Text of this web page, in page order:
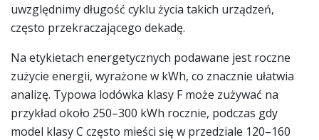
uwzględnimy długość cyklu życia takich urządzeń,
często przekraczającego dekadę.
Na etykietach energetycznych podawane jest roczne
zużycie energii, wyrażone w kWh, co znacznie ułatwia
analizę. Typowa lodówka klasy F może zużywać na
przykład około 250–300 kWh rocznie, podczas gdy
model klasy C często mieści się w przedziale 120–160